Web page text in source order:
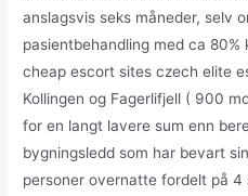
anslagsvis seks måneder, selv
pasientbehandling med ca
cheap escort sites czech elite
Kollingen og Fagerlifjell ( 900
for en langt lavere sum enn
bygningsledd som har bevart
personer overnatte fordelt på 4